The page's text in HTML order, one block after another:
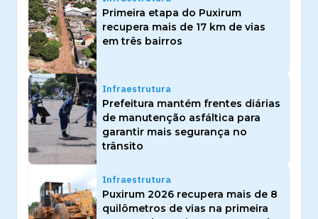
Primeira etapa do Puxirum
recupera mais de 17 km de vias
em três bairros
Infraestrutura
Prefeitura mantém frentes diárias
de manutenção asfáltica para
garantir mais segurança no
trânsito
Infraestrutura
Puxirum 2026 recupera mais de 8
quilômetros de vias na primeira